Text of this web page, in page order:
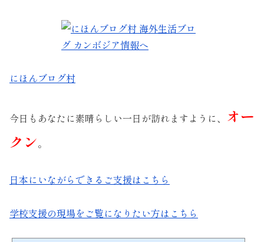
にほんブログ村
今日もあなたに素晴らしい一日が訪れますように、 オー
クン。
日本にいながらできるご支援はこちら
学校支援の現場をご覧になりたい方はこちら